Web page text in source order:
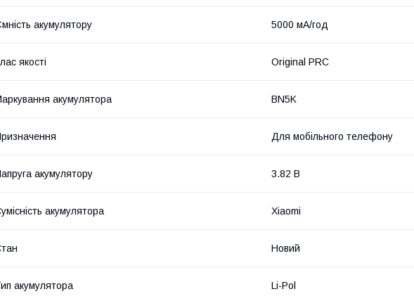
акумулятору 5000 мА/год
якості Original PRC
акумулятора BN5K
Для мобільного телефону
акумулятору 3.82 В
акумулятора Xiaomi
Новий
акумулятора Li-Pol